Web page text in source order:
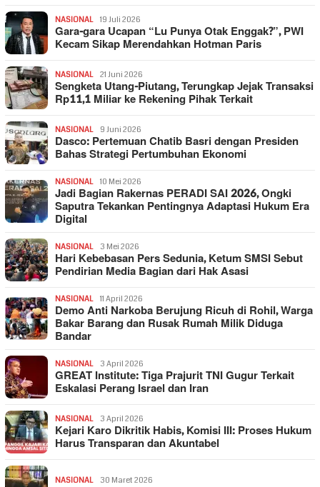
NASIONAL 19 Juli 2026
Gara-gara Ucapan “Lu Punya Otak Enggak?”, PWI
Kecam Sikap Merendahkan Hotman Paris
NASIONAL 21 Juni 2026
Sengketa Utang-Piutang, Terungkap Jejak Transaksi
Rp11,1 Miliar ke Rekening Pihak Terkait
NASIONAL 9 Juni 2026
Dasco: Pertemuan Chatib Basri dengan Presiden
Bahas Strategi Pertumbuhan Ekonomi
NASIONAL 10 Mei 2026
Jadi Bagian Rakernas PERADI SAI 2026, Ongki
Saputra Tekankan Pentingnya Adaptasi Hukum Era
Digital
NASIONAL 3 Mei 2026
Hari Kebebasan Pers Sedunia, Ketum SMSI Sebut
Pendirian Media Bagian dari Hak Asasi
NASIONAL 11 April 2026
Demo Anti Narkoba Berujung Ricuh di Rohil, Warga
Bakar Barang dan Rusak Rumah Milik Diduga
Bandar
NASIONAL 3 April 2026
GREAT Institute: Tiga Prajurit TNI Gugur Terkait
Eskalasi Perang Israel dan Iran
NASIONAL 3 April 2026
Kejari Karo Dikritik Habis, Komisi III: Proses Hukum
Harus Transparan dan Akuntabel
NASIONAL 30 Maret 2026